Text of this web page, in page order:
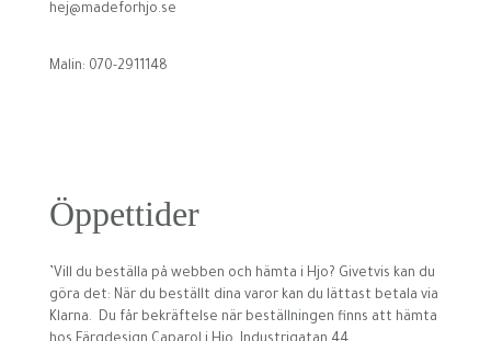
hej@madeforhjo.se
Malin: 070-2911148
Öppettider
’Vill du beställa på webben och hämta i Hjo? Givetvis kan du
göra det: När du beställt dina varor kan du lättast betala via
Klarna. Du får bekräftelse när beställningen finns att hämta